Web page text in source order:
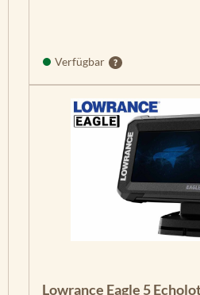
Verfügbar
Lowrance Eagle 5